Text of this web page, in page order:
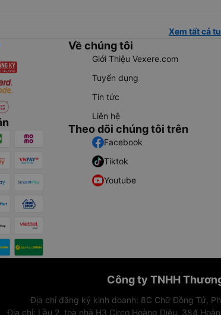
Xem tất cả
Về chúng tôi
Giới Thiệu Vexere.com
Tuyển dụng
Tin tức
Liên hệ
Theo dõi chúng tôi trên
Facebook
Tiktok
Youtube
Công ty TNHH
Địa chỉ đăng ký kinh doanh: 8C Chữ Đồng Tử,
Địa chỉ: Lầu 2, toà nhà H3 Circo Hoàng Diệu, 384